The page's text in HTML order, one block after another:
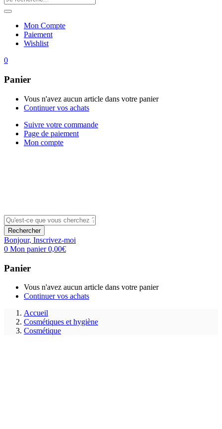
Mon Compte
Paiement
Wishlist
0
Panier
Vous n'avez aucun article dans votre panier
Continuer vos achats
Suivre votre commande
Page de paiement
Mon compte
Rechercher
Bonjour, Inscrivez-moi
0 Mon panier0,00€
Panier
Vous n'avez aucun article dans votre panier
Continuer vos achats
Accueil
Cosmétiques et hygiène
Cosmétique